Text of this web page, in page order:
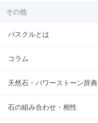
その他
パスクルとは
コラム
天然石・パワーストーン辞典
石の組み合わせ・相性